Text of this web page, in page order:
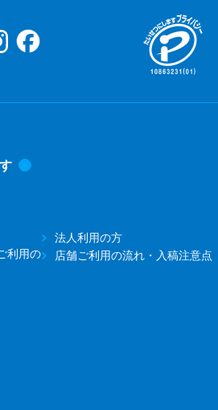
法人利用の方
利用の
店舗ご利用の流れ・入稿注意点